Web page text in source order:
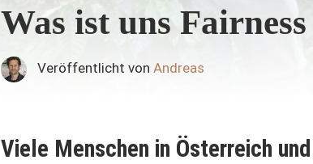
Was ist uns
Veröffentlicht von Andreas
Viele Menschen in Österreich